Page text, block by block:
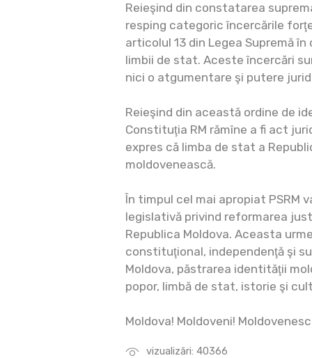
vizualizări: 40366
Reieşind din constatarea
resping categoric încercările
articolul 13 din Legea Supremă
limbii de stat. Aceste încercări
nici o atgumentare şi putere
Reieşind din această ordine de
Constituţia RM rămîne a fi act
expres că limba de stat a
moldovenească.
În timpul cel mai apropiat PSRM
legislativă privind reformarea
Republica Moldova. Aceasta
constituţional, independenţă şi
Moldova, păstrarea identităţii
popor, limbă de stat, istorie şi
Moldova! Moldoveni!